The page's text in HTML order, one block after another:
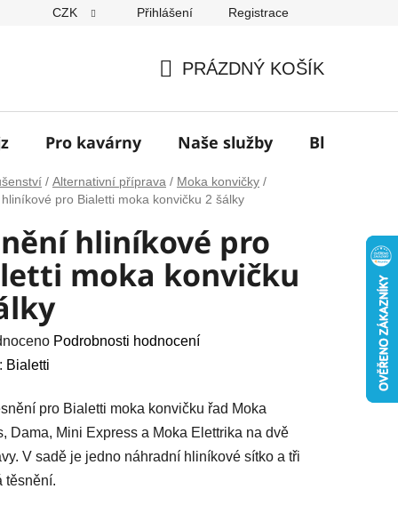
CZK Přihlášení Registrace
KOŠÍK
PRÁZDNÝ KOŠÍK
Pro kavárny Naše služby Blog
/ Alternativní příprava / Moka konvičky /
pro Bialetti moka konvičku 2 šálky
hliníkové pro
moka konvičku
Podrobnosti hodnocení
Bialetti
pro Bialetti moka konvičku řad Moka
Dama, Mini Express a Moka Elettrika na dvě
V sadě je jedno náhradní hliníkové sítko a tři
těsnění.